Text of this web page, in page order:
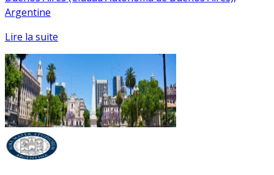
Argentine
Lire la suite